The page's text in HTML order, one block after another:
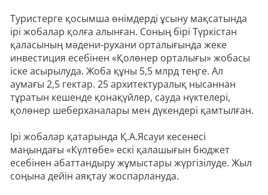
Туристерге қосымша өнімдерді ұсыну мақсатында
ірі жобалар қолға алынған. Соның бірі Түркістан
қаласының мәдени-рухани орталығында жеке
инвестиция есебінен «Қолөнер орталығы» жобасы
іске асырылуда. Жоба құны 5,5 млрд теңге. Ал
аумағы 2,5 гектар. 25 архитектуралық нысаннан
тұратын кешенде қонақүйлер, сауда нүктелері,
қолөнер шеберханалары мен дүкендері қамтылған.
Ірі жобалар қатарында Қ.А.Ясауи кесенесі
маңындағы «Күлтөбе» ескі қалашығын бюджет
есебінен абаттандыру жұмыстары жүргізілуде. Жыл
соңына дейін аяқтау жоспарлануда.